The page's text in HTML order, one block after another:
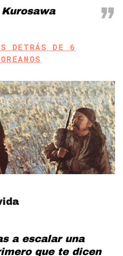
DETRÁS DE 6
a escalar una
que te dicen